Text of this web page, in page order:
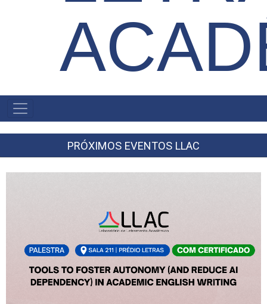
NAVEGAÇÃO
PRINCIPAL
PRÓXIMOS EVENTOS LLAC